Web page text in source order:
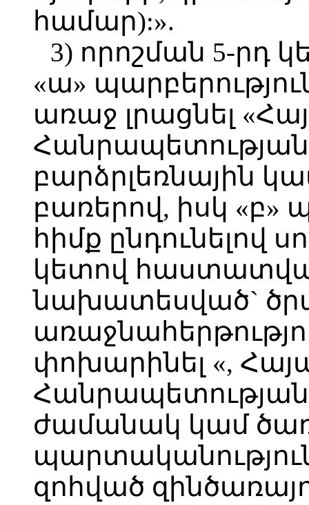
համար):».
3) որոշման 5-րդ
«ա»
առաջ լրացնել
Հանրապետության
բարձրլեռնային
բառերով, իսկ «բ»
հիմք ընդունելով
կետով
նախատեսված`
փոխարինել «,
ժամանակ կամ
զոհված